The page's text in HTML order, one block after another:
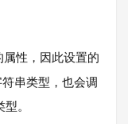
性，因此设置的
串类型，也会调
。